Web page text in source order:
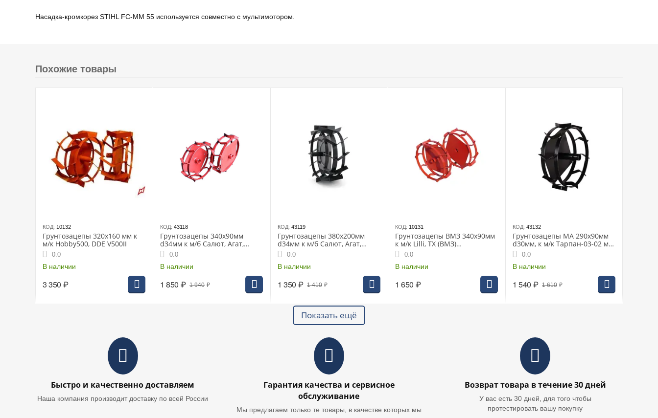
Насадка-кромкорез STIHL FC-MM 55 используется совместно с мультимотором.
Похожие товары
КОД: 10132
Грунтозацепы 320х160 мм к
м/к Hobby500, DDE V500II
0.0
В наличии
3 350 ₽
КОД: 43118
Грунтозацепы 340х90мм
d34мм к м/б Салют, Агат,
Фаворит
0.0
В наличии
1 940 ₽
1 850 ₽
КОД: 43119
Грунтозацепы 380х200мм
d34мм к м/б Салют, Агат,
Фаворит
0.0
В наличии
1 410 ₽
1 350 ₽
КОД: 10131
Грунтозацепы ВМЗ 340х90мм
к м/к Lilli, TX (ВМЗ)
(29.04.10.00.00)
0.0
В наличии
1 650 ₽
КОД: 43132
Грунтозацепы МА 290х90мм
d30мм, к м/к Тарпан-03-02 м/б
Нева, Мульти-Агро
(000202948)
0.0
В наличии
1 610 ₽
1 540 ₽
Показать ещё
Быстро и качественно доставляем
Наша компания производит доставку по всей России
Гарантия качества и сервисное
обслуживание
Мы предлагаем только те товары, в качестве которых мы
Возврат товара в течение 30 дней
У вас есть 30 дней, для того чтобы
протестировать вашу покупку